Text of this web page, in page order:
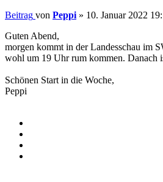
Beitrag von Peppi » 10. Januar 2022
Guten Abend,
morgen kommt in der Landesschau im
wohl um 19 Uhr rum kommen. Danach
Schönen Start in die Woche,
Peppi